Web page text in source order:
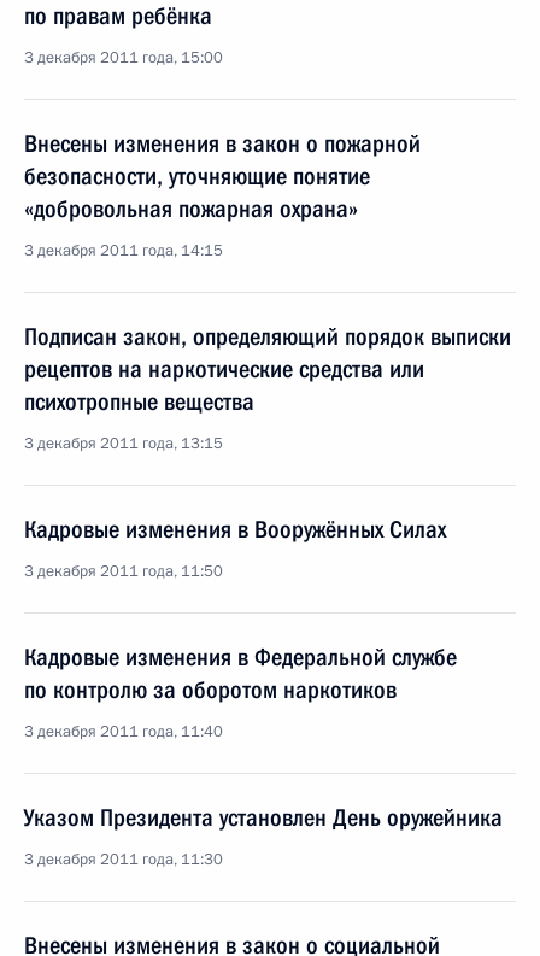
по правам ребёнка
3 декабря 2011 года, 15:00
Внесены изменения в закон о пожарной
безопасности, уточняющие понятие
«добровольная пожарная охрана»
3 декабря 2011 года, 14:15
Подписан закон, определяющий порядок выписки
рецептов на наркотические средства или
психотропные вещества
3 декабря 2011 года, 13:15
Кадровые изменения в Вооружённых Силах
3 декабря 2011 года, 11:50
Кадровые изменения в Федеральной службе
по контролю за оборотом наркотиков
3 декабря 2011 года, 11:40
Указом Президента установлен День оружейника
3 декабря 2011 года, 11:30
Внесены изменения в закон о социальной